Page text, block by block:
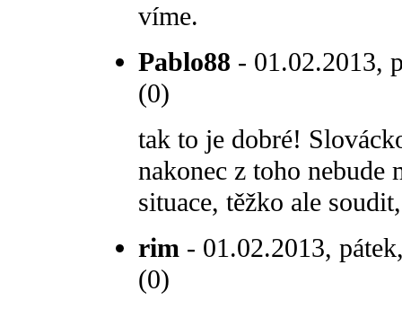
víme.
Pablo88 - 01.02.2013,
(0)
tak to je dobré!
nakonec z toho
situace, těžko ale
rim - 01.02.2013,
(0)